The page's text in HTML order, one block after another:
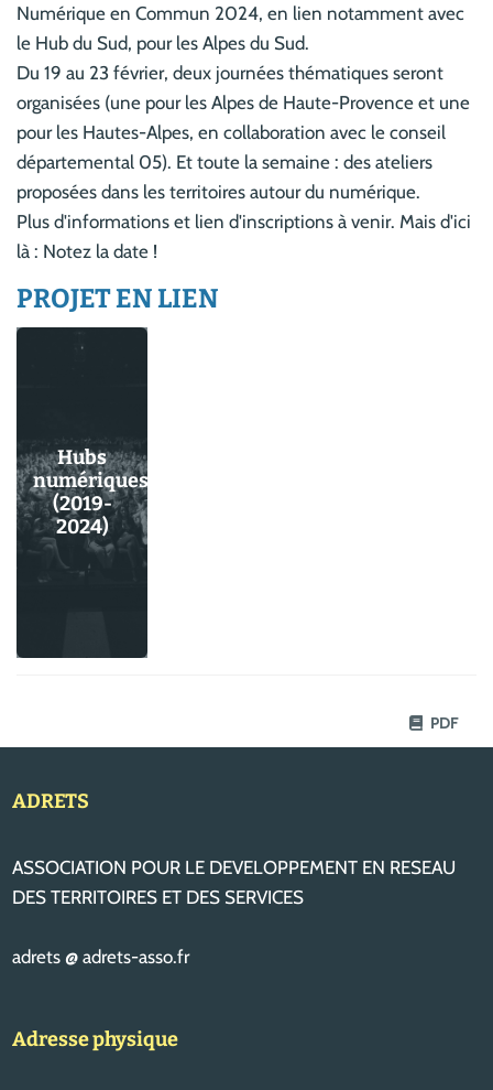
Numérique en Commun 2024, en lien notamment avec
le Hub du Sud, pour les Alpes du Sud.
Du 19 au 23 février, deux journées thématiques seront
organisées (une pour les Alpes de Haute-Provence et une
pour les Hautes-Alpes, en collaboration avec le conseil
départemental 05). Et toute la semaine : des ateliers
proposées dans les territoires autour du numérique.
Plus d'informations et lien d'inscriptions à venir. Mais d'ici
là : Notez la date !
PROJET EN LIEN
Hubs
numériques
(2019-
2024)
PDF
ADRETS
ASSOCIATION POUR LE DEVELOPPEMENT EN RESEAU
DES TERRITOIRES ET DES SERVICES
adrets @ adrets-asso.fr
Adresse physique